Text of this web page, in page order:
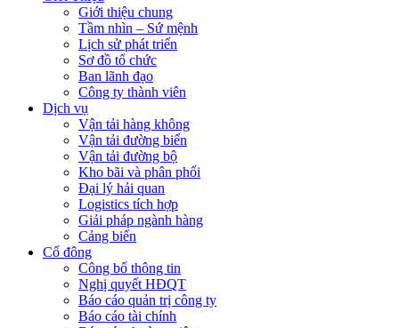
Giới thiệu chung
Tầm nhìn – Sứ mệnh
Lịch sử phát triển
Sơ đồ tổ chức
Ban lãnh đạo
Công ty thành viên
Dịch vụ
Vận tải hàng không
Vận tải đường biển
Vận tải đường bộ
Kho bãi và phân phối
Đại lý hải quan
Logistics tích hợp
Giải pháp ngành hàng
Cảng biển
Cổ đông
Công bố thông tin
Nghị quyết HĐQT
Báo cáo quản trị công ty
Báo cáo tài chính